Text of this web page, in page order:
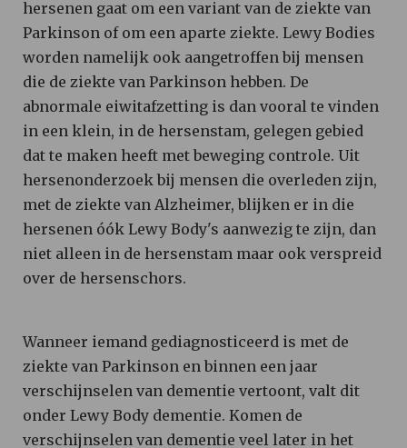
hersenen gaat om een variant van de ziekte van
Parkinson of om een aparte ziekte. Lewy Bodies
worden namelijk ook aangetroffen bij mensen
die de ziekte van Parkinson hebben. De
abnormale eiwitafzetting is dan vooral te vinden
in een klein, in de hersenstam, gelegen gebied
dat te maken heeft met beweging controle. Uit
hersenonderzoek bij mensen die overleden zijn,
met de ziekte van Alzheimer, blijken er in die
hersenen óók Lewy Body's aanwezig te zijn, dan
niet alleen in de hersenstam maar ook verspreid
over de hersenschors.
Wanneer iemand gediagnosticeerd is met de
ziekte van Parkinson en binnen een jaar
verschijnselen van dementie vertoont, valt dit
onder Lewy Body dementie. Komen de
verschijnselen van dementie veel later in het